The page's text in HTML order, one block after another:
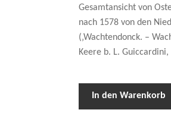
Gesamtansicht von
nach 1578 von den
(‚Wachtendonck. –
Keere b. L.
In den Warenkorb